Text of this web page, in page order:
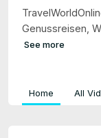
Genussreisen,
See more
Home All